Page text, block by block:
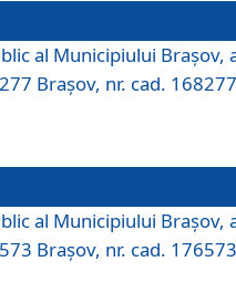
al Municipiului Braşov,
Brașov, nr. cad.
al Municipiului Braşov,
Brașov, nr. cad.